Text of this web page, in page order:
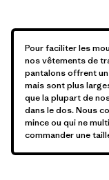
Pour faciliter les
nos vêtements de
pantalons offrent
mais sont plus
que la plupart de
dans le dos. Nous
mince ou qui ne
commander une